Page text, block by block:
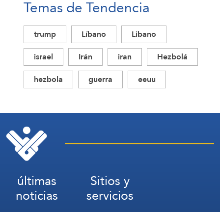
Temas de Tendencia
trump Líbano
Libano
israel
Irán iran
Hezbolá
hezbola
guerra eeuu
últimas
noticias
Sitios y
servicios